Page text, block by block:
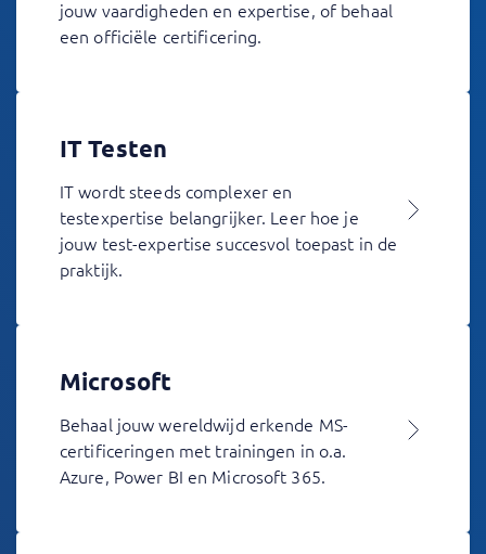
jouw vaardigheden en expertise, of behaal
een officiële certificering.
IT Testen
IT wordt steeds complexer en
testexpertise belangrijker. Leer hoe je
jouw test-expertise succesvol toepast in de
praktijk.
Microsoft
Behaal jouw wereldwijd erkende MS-
certificeringen met trainingen in o.a.
Azure, Power BI en Microsoft 365.